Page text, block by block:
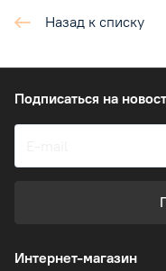
Назад к списку
Подписаться на
Интернет-магазин